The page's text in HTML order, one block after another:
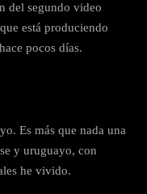
del segundo video
está produciendo
pocos días.
Es más que nada una
y uruguayo, con
he vivido.